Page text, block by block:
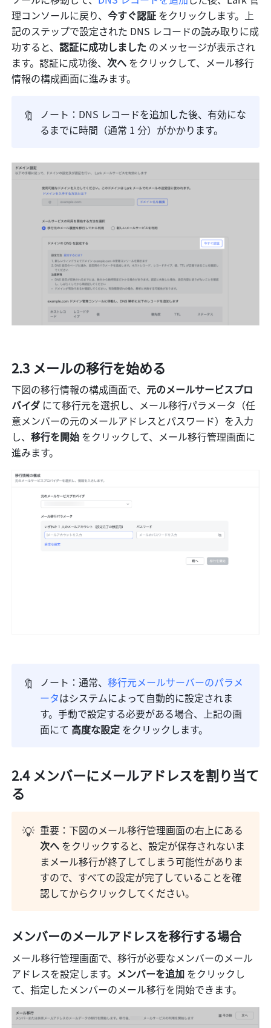
理コンソールに戻り、今すぐ認証 をクリックします。上
記のステップで設定された DNS レコードの読み取りに成
功すると、認証に成功しました のメッセージが表示され
ます。認証に成功後、次へ をクリックして、メール移行
情報の構成画面に進みます。
🔖
ノート：DNS レコードを追加した後、有効にな
るまでに時間（通常 1 分）がかかります。
2.3 メールの移行を始める
下図の移行情報の構成画面で、 元のメールサービスプロ
バイダ にて移行元を選択し、メール移行パラメータ（任
意メンバーの元のメールアドレスとパスワード）を入力
し、移行を開始 をクリックして、メール移行管理画面に
進みます。
🔖 ノート：通常、移行元メールサーバーのパラメ
ータはシステムによって自動的に設定されま
す。手動で設定する必要がある場合、上記の画
面にて 高度な設定 をクリックします。
2.4 メンバーにメールアドレスを割り当て
る
💡
次へ をクリックすると、設定が保存されないま
まメール移行が終了してしまう可能性がありま
すので、すべての設定が完了していることを確
認してからクリックしてください。
メンバーのメールアドレスを移行する場合
メール移行管理画面で、移行が必要なメンバーのメール
アドレスを設定します。 メンバーを追加 をクリックし
て、指定したメンバーのメール移行を開始できます。